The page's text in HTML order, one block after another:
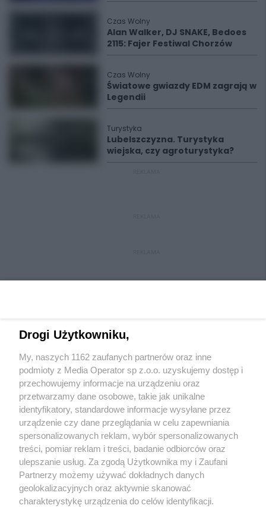
Czas Wolny
Alan Walker, DJ SNAKE, Bedoes
2115: Fajer Festiwal Chorzów
Czas Wolny
Światowe gwiazdy EDM zagrają w
Legendii
Turystyka
Lubelszczyzna. Turystyka
wiejska, czy agroturystyka?
Wydawca mediówlokalnych
Nie zapomnij
zapoznać się z:
polityką prywatności
Twojemiasto
Piekary Śląskie
Chorzów
Tarnowskie Góry
Skontakuj sięz nami
Kontakt
Redakcja
Newsletter
Drogi Użytkowniku,
My, naszych 1162 zaufanych partnerów oraz inne
podmioty z Media Operator sp z.o.o. uzyskujemy dostęp i
przechowujemy informacje na urządzeniu oraz
przetwarzamy dane osobowe, takie jak unikalne
identyfikatory, standardowe informacje wysyłane przez
urządzenie czy dane przeglądania w celu zapewniania
spersonalizowanych reklam, wybór spersonalizowanych
treści, pomiar reklam i treści, badanie odbiorców oraz
ulepszanie usług. Za zgodą Użytkownika my i Zaufani
Partnerzy możemy używać dokładnych danych
geolokalizacyjnych oraz aktywnie skanować
charakterystykę urządzenia do celów identyfikacji.